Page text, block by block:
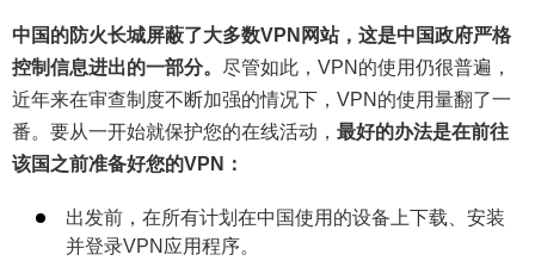
中国的防火长城屏蔽了大多数VPN网站，这是中国政府严格
控制信息进出的一部分。 尽管如此，VPN的使用仍很普遍，
近年来在审查制度不断加强的情况下，VPN的使用量翻了一
番。要从一开始就保护您的在线活动， 最好的办法是在前往
该国之前准备好您的VPN：
出发前，在所有计划在中国使用的设备上下载、安装
并登录VPN应用程序。